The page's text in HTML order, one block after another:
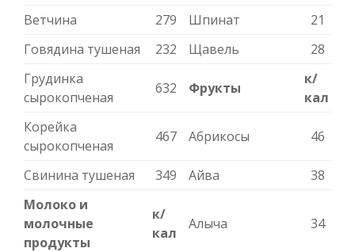
Ветчина 279 Шпинат
21
Говядина тушеная
232 Щавель
28
Грудинка
сырокопченая
632 Фрукты
к/
кал
Корейка
сырокопченая
467 Абрикосы 46
Свинина тушеная 349 Айва
38
Молоко и
молочные
продукты
к/
кал
Алыча 34